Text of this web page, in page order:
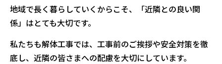
地域で長く暮らしていくからこそ、「近隣との良い関
係」はとても大切です。
私たちも解体工事では、工事前のご挨拶や安全対策を徹
底し、近隣の皆さまへの配慮を大切にしています。